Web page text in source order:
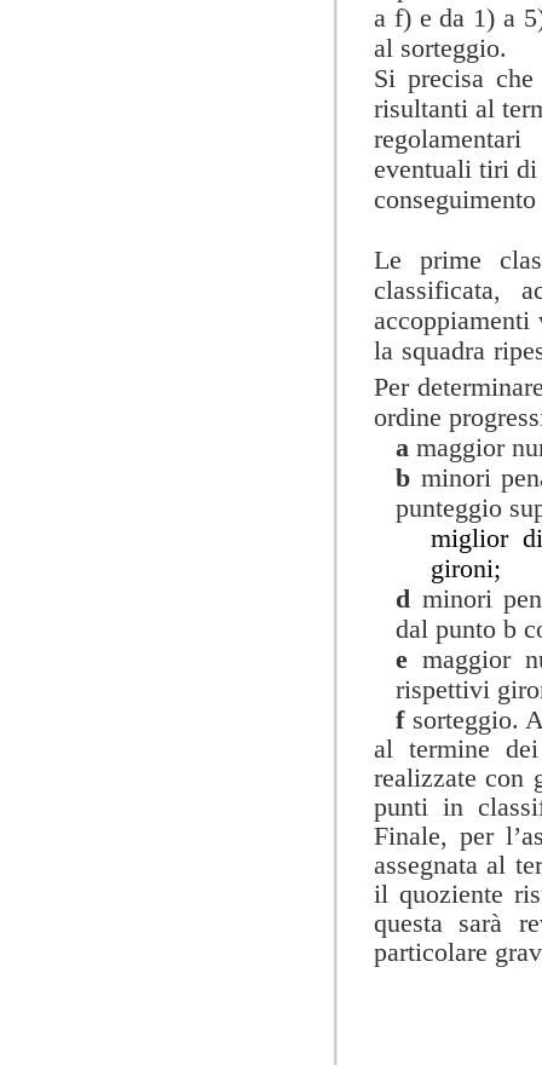
a f) e da 1) a
al sorteggio.
Si precisa
risultanti al
eventuali tiri
Le prime
classificata,
accoppiamenti
la squadra
Per
ordine
amaggior
b minori
punteggio
miglior
gironi;
d minori
dal punto b
emaggior
rispettivi
f sorteggio.
al termine
realizzate con
punti in
Finale, per
assegnata al
il quoziente
questa sarà
particolare